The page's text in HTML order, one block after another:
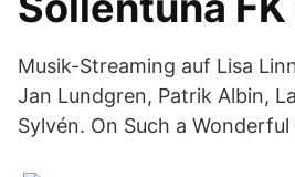
Musik-Streaming auf Lisa
Jan Lundgren, Patrik Albin,
Sylvén. On Such a